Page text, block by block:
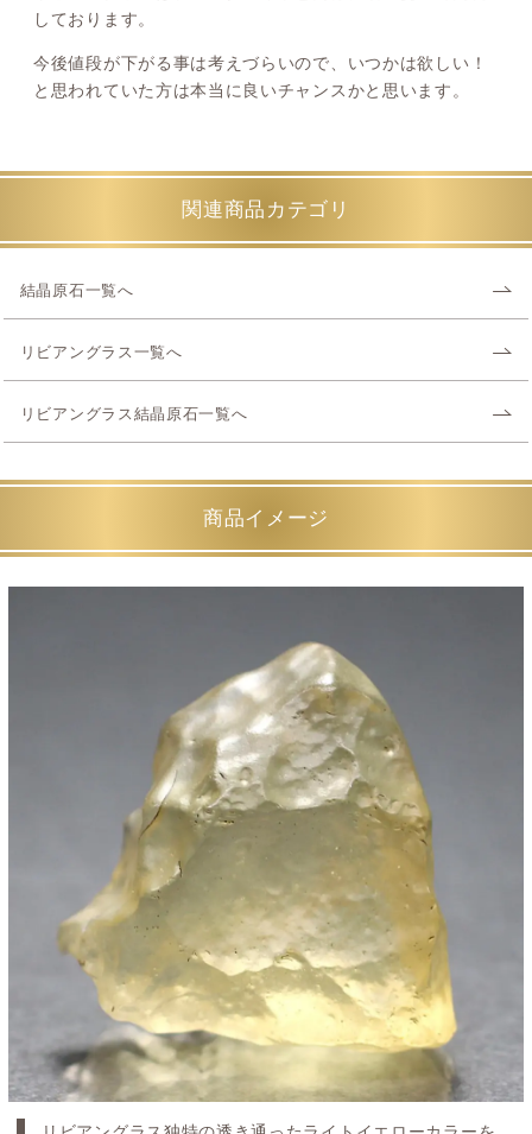
しております。
今後値段が下がる事は考えづらいので、いつかは欲しい！
と思われていた方は本当に良いチャンスかと思います。
関連商品カテゴリ
結晶原石一覧へ
リビアングラス一覧へ
リビアングラス結晶原石一覧へ
商品イメージ